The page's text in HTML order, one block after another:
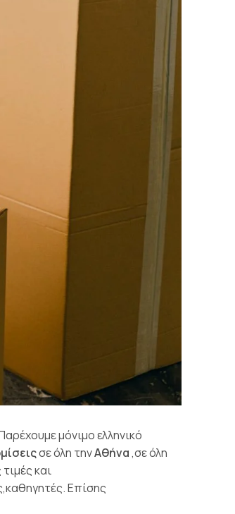
μόνιμο ελληνικό
σε όλη τηνΑθήνα,σε όλη
και
Επίσης